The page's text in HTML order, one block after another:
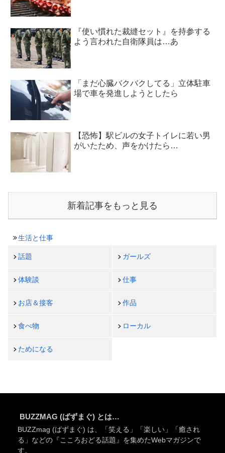
『使い慣れた裁縫セット』を持参する
よう言われた自衛隊員は…あ
「まだ心臓バクバクしてる」立体駐車
場で車を発進しようとしたら
【恐怖】駅ビルの女子トイレに若い男
がいたため、声をかけたら…
新着記事をもっと見る
生活と仕事
話題 ガールズ
体験談 仕事
お店＆接客 作品
食べ物 ローカル
ためになる
BUZZMAG (ばずまぐ) とは…
BUZZmag (ばずまぐ) は、「笑える」「楽しい」「癒され
る」などの『こころおどる話題』を集めたWebマガジンで
す。